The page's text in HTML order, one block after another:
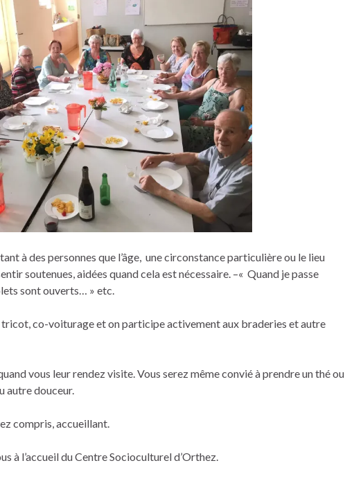
à des personnes que l’âge, une circonstance particulière ou le lieu
soutenues, aidées quand cela est nécessaire. –« Quand je passe
sont ouverts… » etc.
tricot, co-voiturage et on participe activement aux braderies et autre
vous leur rendez visite. Vous serez même convié à prendre un thé ou
autre douceur.
compris, accueillant.
à l’accueil du Centre Socioculturel d’Orthez.